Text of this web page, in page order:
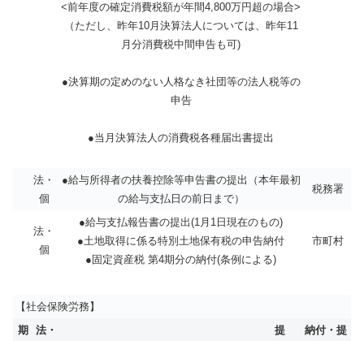
<前年度の確定消費税額が年間4,800万円超の場合>
（ただし、昨年10月決算法人については、昨年11
月分消費税中間申告も可)
●決算期の定めのない人格なき社団等の法人税等の
申告
●当月決算法人の消費税各種届出書提出
法・
個
●給与所得者の扶養控除等申告書の提出（本年最初
の給与支払日の前日まで）
税務署
法・
個
●給与支払報告書の提出(1月1日現在のもの)
●土地取得に係る特別土地保有税の申告納付
●固定資産税 第4期分の納付(条例による)
市町村
【社会保険労務】
期
法・
提
納付・提